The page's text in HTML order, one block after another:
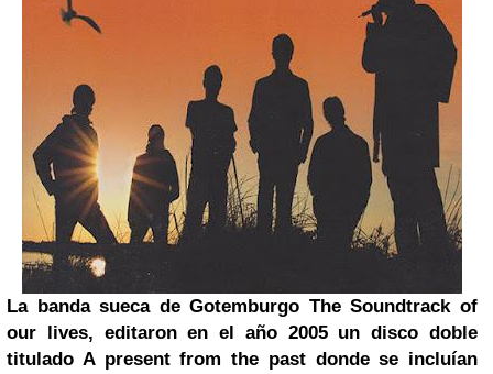
La banda sueca de Gotemburgo The Soundtrack of
our lives, editaron en el año 2005 un disco doble
titulado A present from the past donde se incluían